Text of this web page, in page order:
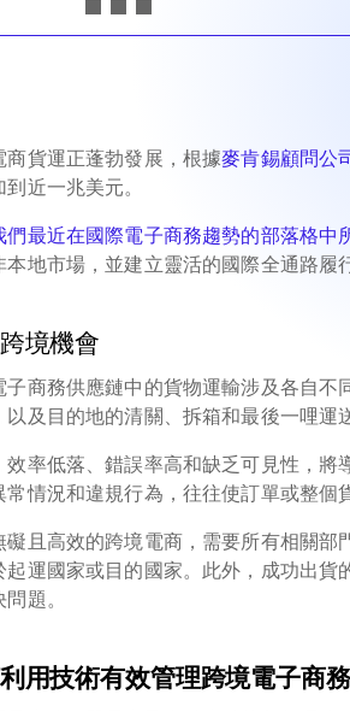
商貨運正蓬勃發展，根據麥肯錫顧問公
到近一兆美元。
們最近在國際電子商務趨勢的部落格中
本地市場，並建立靈活的國際全通路履
境機會
子商務供應鏈中的貨物運輸涉及各自
以及目的地的清關、拆箱和最後一哩運
效率低落、錯誤率高和缺乏可見性，
常情況和違規行為，往往使訂單或整個
礙且高效的跨境電商，需要所有相關
起運國家或目的國家。此外，成功出
題。
用技術有效管理跨境電子商